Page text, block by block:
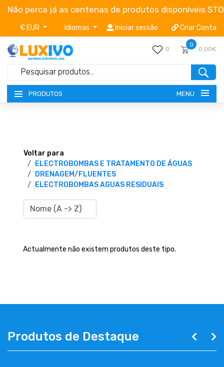
Não perca já as centenas de produtos disponíveis
€ EUR Idiomas Iniciar sessão Criar Conta
0
0
0,00€
PRODUTOS MENU
TERMOS E CONDIÇÕES
CATÁLOGOS
CAMPANHAS
CONTACTOS
Voltar para
ELECTROBOMBAS E TRATAMENTO DE ÁGUAS
DRENAGEM/FLUENTES
ELECTROBOMBAS AGUAS RESIDUAIS
Actualmente não existem produtos deste tipo.
Produtos de Destaque